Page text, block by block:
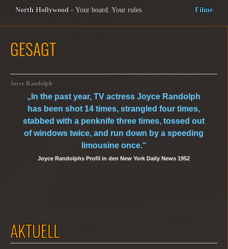
North Hollywood - Your board. Your rules. Filme
GESAGT
Joyce Randolph
„In the past year, TV actress Joyce Randolph
has been shot 14 times, strangled four times,
stabbed with a penknife three times, tossed out
of windows twice, and run down by a speeding
limousine once.“
Joyce Randolphs Profil in den New York Daily News 1952
AKTUELL